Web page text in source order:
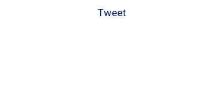
Tweet